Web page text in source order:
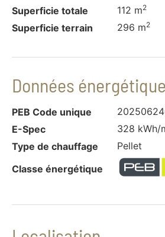
Superficie totale
112 m2
Superficie terrain 296 m2
Données
PEB Code unique
E-Spec
328 kWh/
Type de chauffage
Pellet
Classe énergétique